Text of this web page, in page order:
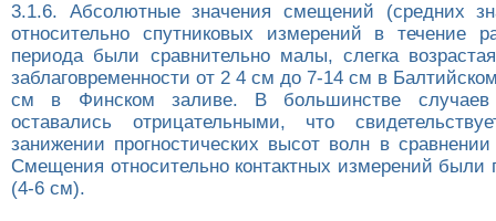
3.1.6. Абсолютные значения смещений (средних
относительно спутниковых измерений в течение
периода были сравнительно малы, слегка
заблаговременности от 2 4 см до 7-14 см в
см в Финском заливе. В большинстве
оставались отрицательными, что
занижении прогностических высот волн в
Смещения относительно контактных измерений были
(4-6 см).